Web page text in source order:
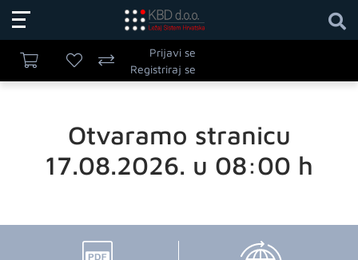
Prijavi se
Registriraj se
Otvaramo stranicu
17.08.2026. u 08:00 h